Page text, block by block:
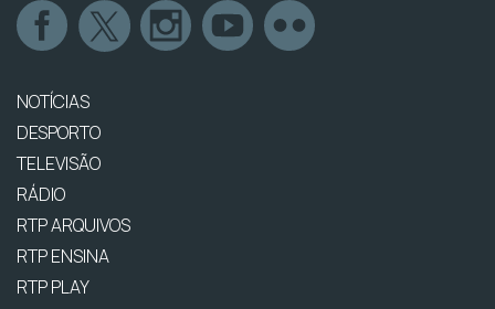
NOTÍCIAS
DESPORTO
TELEVISÃO
RÁDIO
RTP ARQUIVOS
RTP ENSINA
RTP PLAY